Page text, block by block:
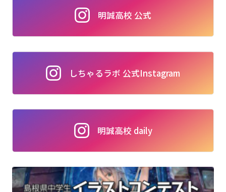
明誠高校 公式
しちゃるラボ 公式Instagram
明誠高校 daily